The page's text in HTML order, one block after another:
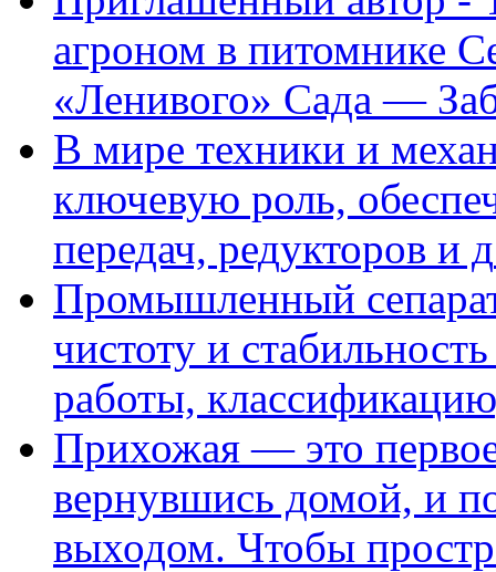
агроном в питомнике
«Ленивого» Сада —
В мире техники и
ключевую роль,
передач, редукторов и д
Промышленный
чистоту и
работы,
Прихожая — это
вернувшись домой, и
выходом. Чтобы